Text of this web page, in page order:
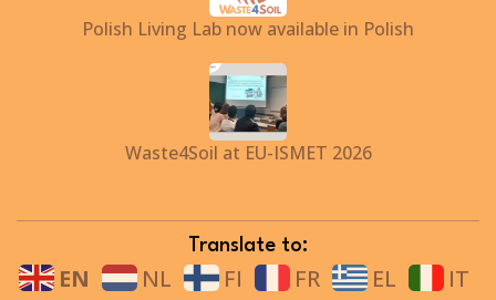
Polish Living Lab now available in Polish
Waste4Soil at EU-ISMET 2026
Translate to:
EN NL FI FR EL
IT